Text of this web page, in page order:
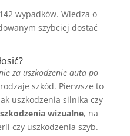
wypadków. Wiedza o
szybciej dostać
za uszkodzenie auta po
szkód. Pierwsze to
uszkodzenia silnika czy
wizualne, na
czy uszkodzenia szyb.